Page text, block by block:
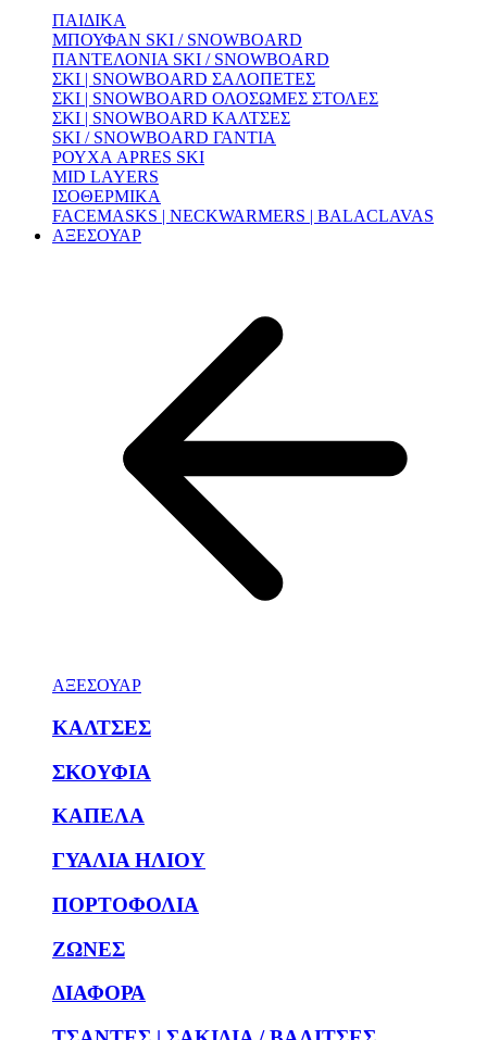
ΠΑΙΔΙΚΑ
ΜΠΟΥΦΑΝ SKI / SNOWBOARD
ΠΑΝΤΕΛΟΝΙΑ SKI / SNOWBOARD
ΣΚΙ | SNOWBOARD ΣΑΛΟΠΕΤΕΣ
ΣΚΙ | SNOWBOARD ΟΛΟΣΩΜΕΣ ΣΤΟΛΕΣ
ΣΚΙ | SNOWBOARD ΚΑΛΤΣΕΣ
SKI / SNOWBOARD ΓΑΝΤΙΑ
ΡΟΥΧΑ APRES SKI
MID LAYERS
ΙΣΟΘΕΡΜΙΚΑ
FACEMASKS | NECKWARMERS | BALACLAVAS
ΑΞΕΣΟΥΑΡ
ΑΞΕΣΟΥΑΡ
ΚΑΛΤΣΕΣ
ΣΚΟΥΦΙΑ
ΚΑΠΕΛΑ
ΓΥΑΛΙΑ ΗΛΙΟΥ
ΠΟΡΤΟΦΟΛΙΑ
ΖΩΝΕΣ
ΔΙΑΦΟΡΑ